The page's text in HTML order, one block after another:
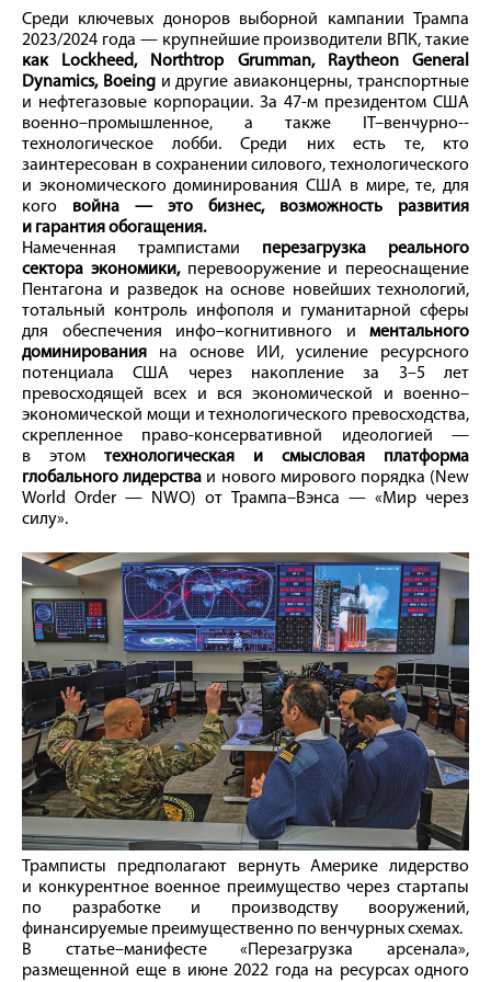
Cреди ключевых доноров выборной кампании Трампа
2023/2024 года — крупнейшие производители ВПК, такие
как Lockheed, Northtrop Grumman, Raytheon General
Dynamics, Boeingи другие авиаконцерны, транспортные
и нефтегазовые корпорации. За 47‑м президентом США
военно–промышленное, а также IT–венчурно-­
технологическое лобби. Среди них есть те, кто
заинтересован в сохранении силового, технологического
и экономического доминирования США в мире, те, для
кого вой­на — это бизнес, возможность развития
и гарантия обогащения.
Намеченная трампистами перезагрузка реального
сектора экономики,перевооружение и переоснащение
Пентагона и разведок на основе новейших технологий,
тотальный контроль инфополя и гуманитарной сферы
для обеспечения инфо–когнитивного и ментального
доминирования на основе ИИ, усиление ресурсного
потенциала США через накопление за 3–5 лет
превосходящей всех и вся экономической и военно–
экономической мощи и технологического превосходства,
скрепленное право-­консервативной идеологией —
в этом технологическая и смысловая платформа
глобального лидерства и нового мирового порядка (New
World Order — NWO) от Трампа–Вэнса — «Мир через
силу».
Трамписты предполагают вернуть Америке лидерство
и конкурентное военное преимущество через стартапы
по разработке и производству вооружений,
финансируемые преимущественно по венчурных схемах.
В статье–манифесте «Перезагрузка арсенала»,
размещенной еще в июне 2022 года на ресурсах одного